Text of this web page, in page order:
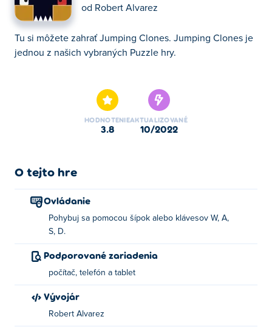
od Robert Alvarez
Tu si môžete zahrať Jumping Clones. Jumping Clones je
jednou z našich vybraných Puzzle hry.
HODNOTENIE
3.8
AKTUALIZOVANÉ
10/2022
O tejto hre
Ovládanie
Pohybuj sa pomocou šípok alebo klávesov W, A,
S, D.
Podporované zariadenia
počítač, telefón a tablet
Vývojár
Robert Alvarez